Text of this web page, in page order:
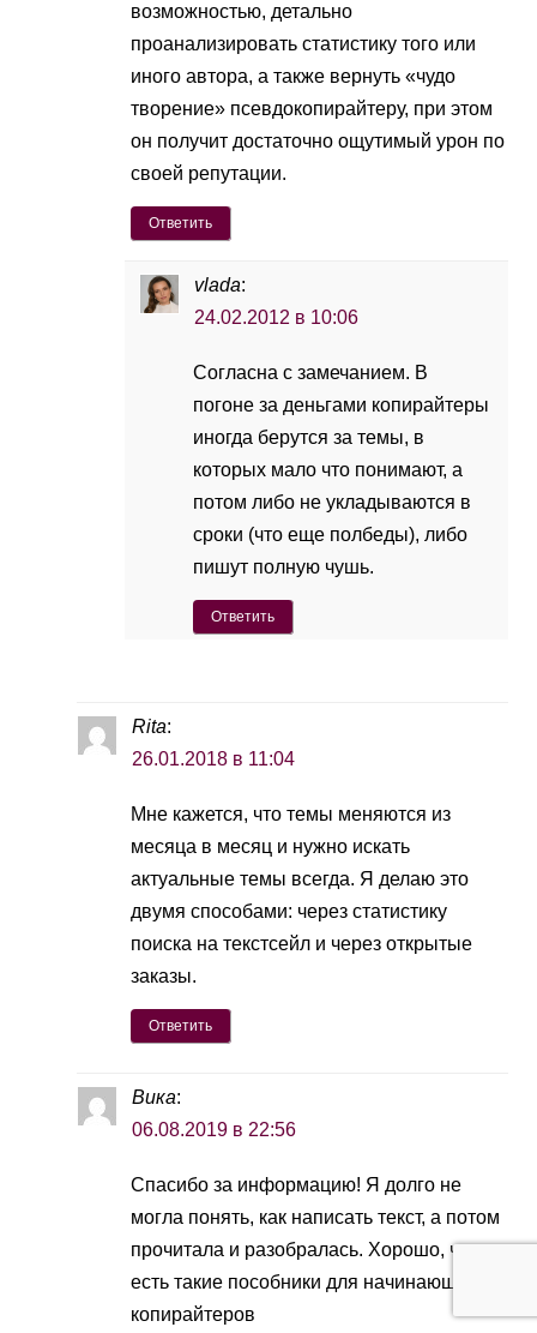
возможностью, детально
проанализировать статистику того или
иного автора, а также вернуть «чудо
творение» псевдокопирайтеру, при этом
он получит достаточно ощутимый урон по
своей репутации.
Ответить
vlada:
24.02.2012 в 10:06
Согласна с замечанием. В
погоне за деньгами копирайтеры
иногда берутся за темы, в
которых мало что понимают, а
потом либо не укладываются в
сроки (что еще полбеды), либо
пишут полную чушь.
Ответить
Rita:
26.01.2018 в 11:04
Мне кажется, что темы меняются из
месяцa в месяц и нужно искать
актуальные темы всегда. Я делаю это
двумя способами: через статистику
поиска на текстсейл и через открытые
заказы.
Ответить
Вика:
06.08.2019 в 22:56
Спасибо за информацию! Я долго не
могла понять, как написать текст, а потом
прочитала и разобралась. Хорошо, что
есть такие пособники для начинающих
копирайтеров